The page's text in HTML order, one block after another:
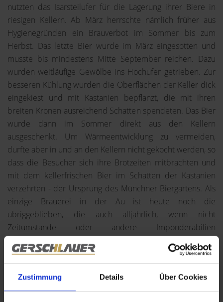
Zustimmung Details Über Cookies
nutzten das Isarsteilufer für die Lagerung ihrer Biere in
riesigen Kellern. Ab März herrschte nämlich früher aus
Hygienegründen ein Brauverbot im Sommer bis zum
Herbst. Das letzte Bier wurde im März eingesotten und
musste bis mindestens Mitte September reichen. Dazu
wurden weitläufige Gewölbe ins Hochufer getrieben. Zur
besseren Kühlung wurden die Oberflächen der Keller dick
eingekiest und mit Kastanien bepflanzt, die mit ihren
breiten Kronen ausreichend Schatten spendeten. Das Bier
wurde dann im Sommer direkt aus den Kellern
ausgeschenkt. Um Wärmeentwicklung zu vermeiden,
durfte aber in und an den Kellern nicht gekocht werden, so
dass die Besucher sich ihre Brotzeiten mitbrachten und
mit dem kellerfrischen Bier im Schatten der Kastanien
verzehrten - der Ursprung des Münchner Biergartens. Als
einzige Brauerei in der Au ist heute noch die
übriggeblieben, die auch alljährlich, wenn nicht
Zeitumstände oder andere Imponderabilien
dem Nockherberg veranstaltet, sonst das Jahr über
Gaststätte und vor allem weithin bekannter Biergarten. Auf
zum Nockherberg, eine typisch Münchner Bergtour, mitten
im Voralpenland...